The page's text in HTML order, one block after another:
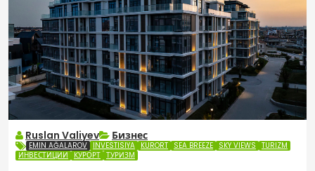
Ruslan Valiyev Бизнес
EMIN AĞALAROV INVESTISIYA KURORT SEA BREEZE SKY VIEWS TURIZM
ИНВЕСТИЦИИ
КУРОРТ ТУРИЗМ